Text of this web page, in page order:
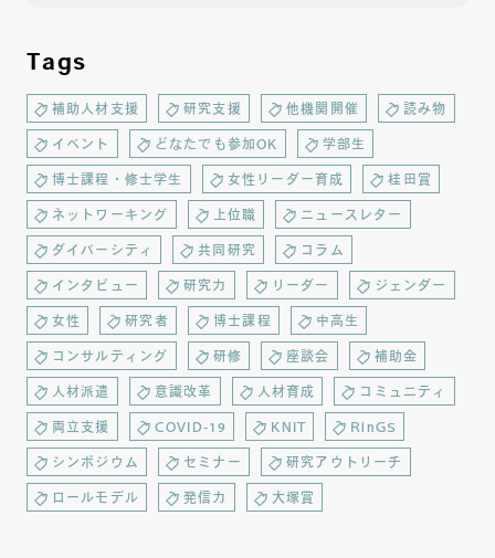
Tags
補助人材支援 研究支援 他機関開催 読み物
イベント どなたでも参加OK 学部生
博士課程・修士学生 女性リーダー育成 桂田賞
ネットワーキング 上位職 ニュースレター
ダイバーシティ 共同研究 コラム
インタビュー 研究力 リーダー ジェンダー
女性 研究者 博士課程 中高生
コンサルティング 研修 座談会 補助金
人材派遣 意識改革 人材育成 コミュニティ
両立支援 COVID-19 KNIT RinGS
シンポジウム セミナー 研究アウトリーチ
ロールモデル 発信力 大塚賞